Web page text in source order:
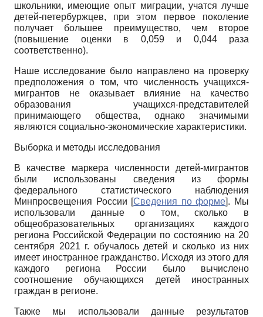
школьники, имеющие опыт миграции, учатся лучше
детей-петербуржцев, при этом первое поколение
получает большее преимущество, чем второе
(повышение оценки в 0,059 и 0,044 раза
соответственно).
Наше исследование было направлено на проверку
предположения о том, что численность учащихся-
мигрантов не оказывает влияние на качество
образования учащихся-представителей
принимающего общества, однако значимыми
являются социально-экономические характеристики.
Выборка и методы исследования
В качестве маркера численности детей-мигрантов
были использованы сведения из формы
федерального статистического наблюдения
Минпросвещения России [Сведения по форме]. Мы
использовали данные о том, сколько в
общеобразовательных организациях каждого
региона Российской Федерации по состоянию на 20
сентября 2021 г. обучалось детей и сколько из них
имеет иностранное гражданство. Исходя из этого для
каждого региона России было вычислено
соотношение обучающихся детей иностранных
граждан в регионе.
Также мы использовали данные результатов